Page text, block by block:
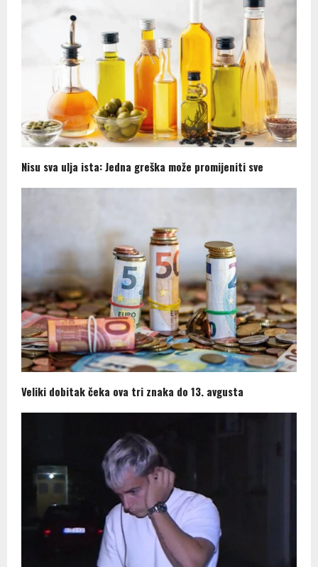
Nisu sva ulja ista: Jedna greška može promijeniti sve
Veliki dobitak čeka ova tri znaka do 13. avgusta